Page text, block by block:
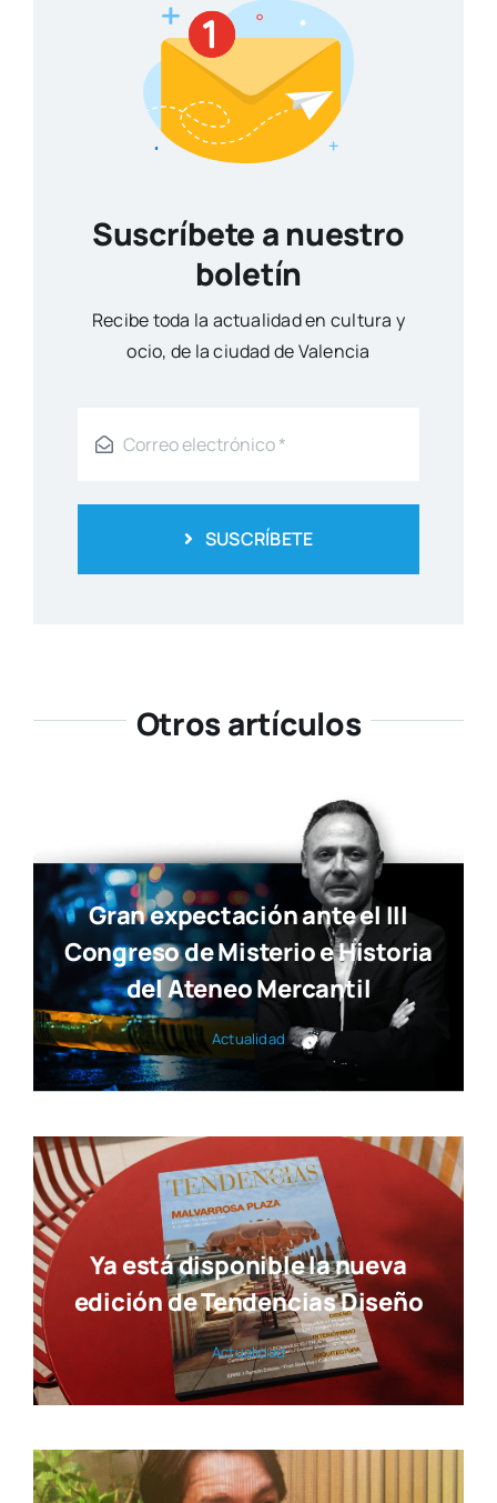
Suscríbete a nuestro
boletín
Reci­be toda la actua­li­dad en cul­tu­ra y
ocio, de la ciu­dad de Valen­cia
SUSCRÍBETE
Otros artículos
Gran expectación ante el III
Congreso de Misterio e Historia
Ya está disponible la nueva
edición de Tendencias Diseño
Actua­li­dad
Susana Ollero entrevista al
psicólogo Fernando Pena en
«Saludables»
Actua­li­dad